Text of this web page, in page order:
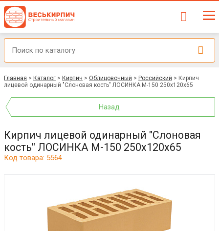
Главная > Каталог > Кирпич > Облицовочный > Российский > Кирпич
лицевой одинарный "Слоновая кость" ЛОСИНКА М-150 250x120x65
Назад
Кирпич лицевой одинарный "Слоновая
кость" ЛОСИНКА М-150 250x120x65
Код товара: 5564